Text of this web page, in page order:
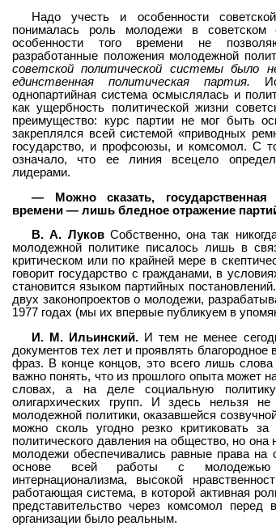
Надо учесть и особенности
понималась роль молодежи в
особенности того времени не
разработанные положения молодежной
советской политической системы было
единственная политическая партия.
однопартийная система осмыслялась и
как ущербность политической жизни
преимущество: курс партии не мог быть
закреплялся всей системой «приводных
государство, и профсоюзы, и комсомол. С
означало, что ее линия всецело
лидерами.
— Можно сказать, государственная
времени — лишь бледное отражение
В. А. ЛуковСобственно, она так
молодежной политике писалось лишь в
критическом или по крайней мере в
говорит государство с гражданами, в
становится языком партийных
двух законопроектов о молодежи,
1977 годах (мы их впервые публикуем в
И. М. Ильинский. И тем не менее
документов тех лет и проявлять
фраз. В конце концов, это всего лишь
важно понять, что из прошлого опыта может
словах, а на деле социальную
олигархических групп. И здесь нельзя
молодежной политики, оказавшейся
можно сколь угодно резко критиковать
политического давления на общество, но
молодежи обеспечивались равные права на
основе всей работы с молодежью
интернационализма, высокой
работающая система, в которой активная
представительство через комсомол
организации было реальным.